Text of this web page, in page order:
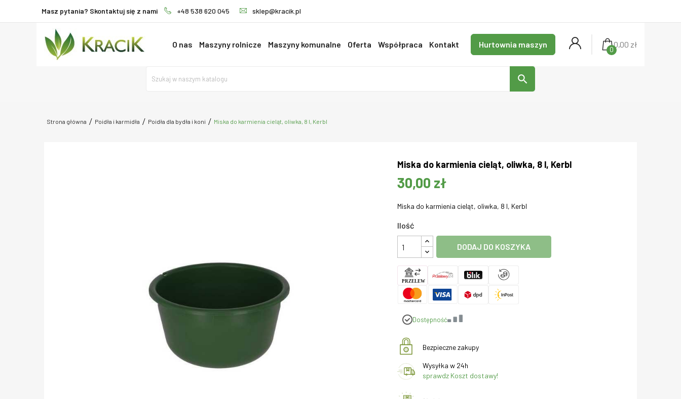
Masz pytania? Skontaktuj się z nami +48 538 620 045 sklep@kracik.pl
O nas Maszyny rolnicze Maszyny komunalne Oferta Współpraca Kontakt Hurtownia maszyn 0,00 zł
0
search
Strona główna Poidła i karmidła Poidła dla bydła i koni Miska do karmienia cieląt, oliwka, 8 l, Kerbl
Miska do karmienia cieląt, oliwka, 8 l, Kerbl
30,00 zł
Miska do karmienia cieląt, oliwka, 8 l, Kerbl
Ilość
DODAJ DO KOSZYKA
Dostępność
Bezpieczne zakupy
Wysyłka w 24h
sprawdz Koszt dostawy!